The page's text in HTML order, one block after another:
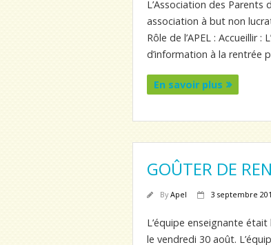
L’Association des Parents
association à but non
Rôle de l’APEL : Accueillir
d’information à la rentrée
En savoir plus
GOÛTER DE
ByApel 3 septembre
L’équipe enseignante
le vendredi 30 août.